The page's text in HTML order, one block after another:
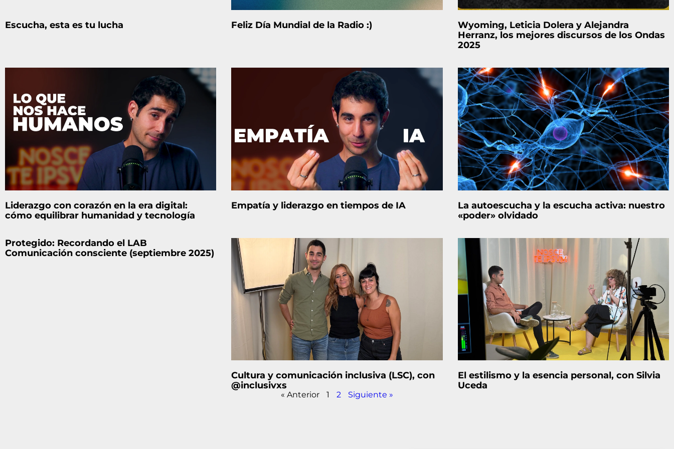
Escucha, esta es tu lucha Feliz Día Mundial de la Radio :)
Wyoming, Leticia Dolera y Alejandra
Herranz, los mejores discursos de los Ondas
2025
Liderazgo con corazón en la era digital:
cómo equilibrar humanidad y tecnología
Empatía y liderazgo en tiempos de IA
La autoescucha y la escucha activa: nuestro
«poder» olvidado
Protegido: Recordando el LAB
Comunicación consciente (septiembre 2025)
Cultura y comunicación inclusiva (LSC), con
@inclusivxs
El estilismo y la esencia personal, con Silvia
Uceda
« Anterior 1 2 Siguiente »